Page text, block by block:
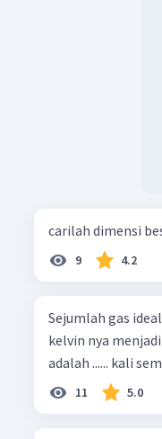
carilah dimensi
9 4.2
Sejumlah gas
kelvin nya
11 5.0